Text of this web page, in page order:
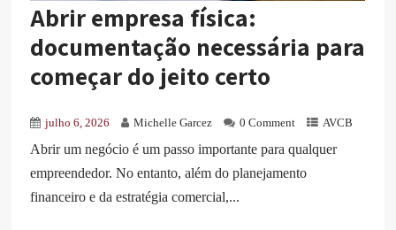
Abrir empresa física:
documentação necessária para
começar do jeito certo
julho 6, 2026 Michelle Garcez 0 Comment AVCB
Abrir um negócio é um passo importante para qualquer
empreendedor. No entanto, além do planejamento
financeiro e da estratégia comercial,...